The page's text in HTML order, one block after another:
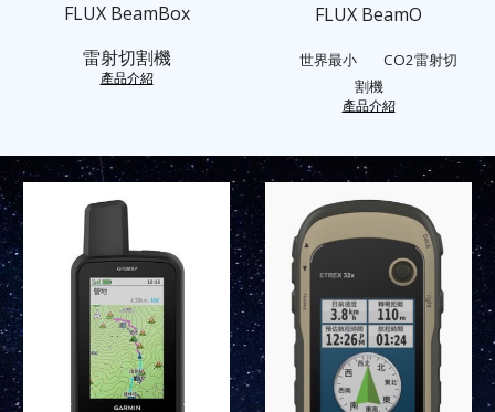
FLUX BeamBox
雷射切割機
產品介紹
FLUX BeamO
世界最小 CO2雷射切
割機
產品介紹